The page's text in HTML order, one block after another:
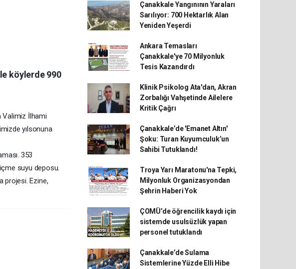
köylerde 990
Valimiz İlhami
yılsonuna
353
suyu deposu.
projesi. Ezine,
Çanakkale Yangınının Yaraları
Sarılıyor: 700 Hektarlık Alan
Yeniden Yeşerdi
Ankara Temasları
Çanakkale'ye 70 Milyonluk
Tesis Kazandırdı
Klinik Psikolog Ata'dan, Akran
Zorbalığı Vahşetinde Ailelere
Kritik Çağrı
Çanakkale’de 'Emanet Altın'
Şoku: Turan Kuyumculuk’un
Sahibi Tutuklandı!
Troya Yarı Maratonu'na Tepki,
Milyonluk Organizasyondan
Şehrin Haberi Yok
ÇOMÜ’de öğrencilik kaydı için
sistemde usulsüzlük yapan
personel tutuklandı
Çanakkale’de Sulama
Sistemlerine Yüzde Elli Hibe